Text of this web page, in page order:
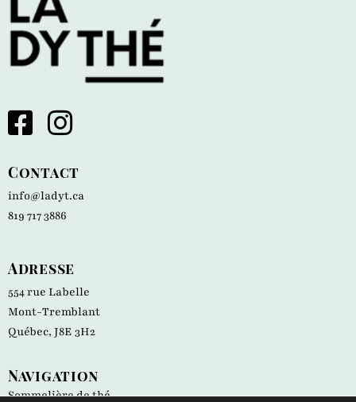
Contact
info@ladyt.ca
819 717 3886
Adresse
554 rue Labelle
Mont-Tremblant
Québec, J8E 3H2
Navigation
Sommelière de thé